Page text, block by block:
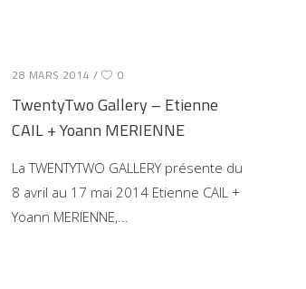
28 MARS 2014 0
TwentyTwo Gallery – Etienne
CAIL + Yoann MERIENNE
La TWENTYTWO GALLERY présente du
8 avril au 17 mai 2014 Etienne CAIL +
Yoann MERIENNE,